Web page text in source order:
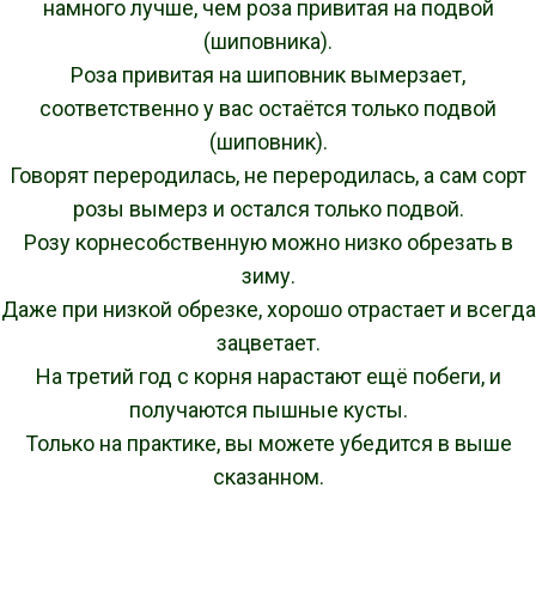
намного лучше, чем роза привитая на подвой
(шиповника).
Роза привитая на шиповник вымерзает,
соответственно у вас остаётся только подвой
(шиповник).
Говорят переродилась, не переродилась, а сам сорт
розы вымерз и остался только подвой.
Розу корнесобственную можно низко обрезать в
зиму.
Даже при низкой обрезке, хорошо отрастает и всегда
зацветает.
На третий год с корня нарастают ещё побеги, и
получаются пышные кусты.
Только на практике, вы можете убедится в выше
сказанном.